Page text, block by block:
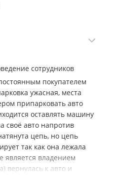
"
"Автономные системы
"Надежный компьютер
"OzOman";
";
Mai".
сотрудников
покупателем
ужасная, места
припарковать авто
оставлять машину
своё авто напротив
цепь, но цепь
так как она лежала
является владением
вернулась к авто и